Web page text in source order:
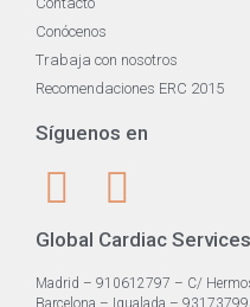
Conócenos
Trabaja con nosotros
Recomendaciones ERC 2015
Síguenos en
Global Cardiac Services
Madrid – 910612797 – C/
Barcelona – Igualada –